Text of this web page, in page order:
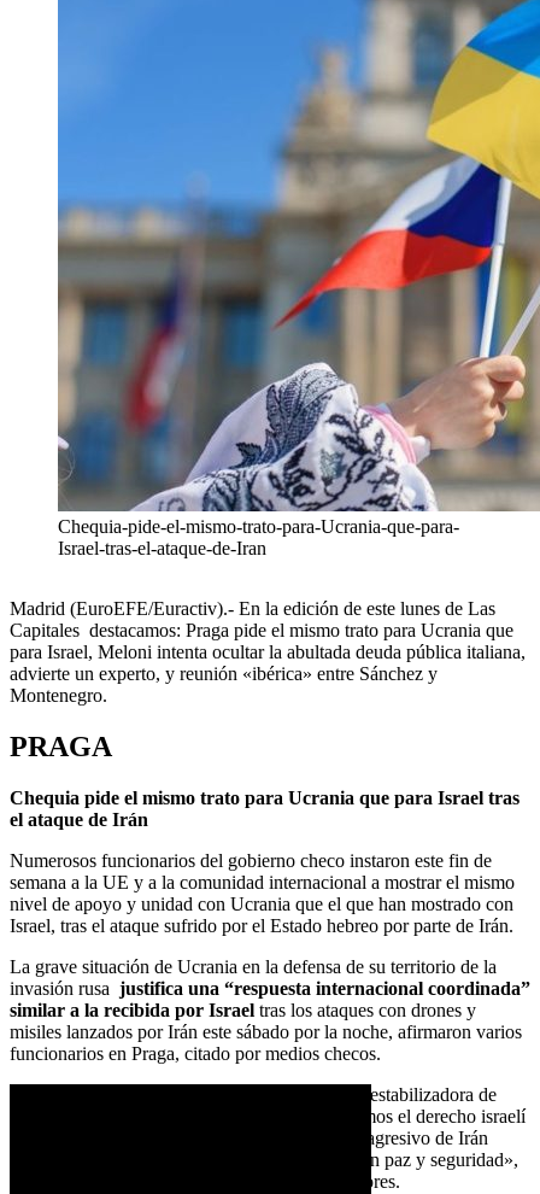
Chequia-pide-el-mismo-trato-para-Ucrania-que-para-
Israel-tras-el-ataque-de-Iran
Madrid (EuroEFE/Euractiv).- En la edición de este lunes de Las
Capitales destacamos: Praga pide el mismo trato para Ucrania que
para Israel, Meloni intenta ocultar la abultada deuda pública italiana,
advierte un experto, y reunión «ibérica» entre Sánchez y
Montenegro.
PRAGA
Chequia pide el mismo trato para Ucrania que para Israel tras
el ataque de Irán
Numerosos funcionarios del gobierno checo instaron este fin de
semana a la UE y a la comunidad internacional a mostrar el mismo
nivel de apoyo y unidad con Ucrania que el que han mostrado con
Israel, tras el ataque sufrido por el Estado hebreo por parte de Irán.
La grave situación de Ucrania en la defensa de su territorio de la
invasión rusa justifica una “respuesta internacional coordinada”
similar a la recibida por Israel tras los ataques con drones y
misiles lanzados por Irán este sábado por la noche, afirmaron varios
funcionarios en Praga, citado por medios checos.
«Chequia condena enérgicamente la actitud desestabilizadora de
Irán y sus aliados, que atacaron Israel. Reiteramos el derecho israelí
a la autodefensa. El constante comportamiento agresivo de Irán
impide que la región de Oriente Próximo viva en paz y seguridad»,
comentó el Ministerio checo de Asuntos Exteriores.